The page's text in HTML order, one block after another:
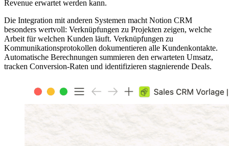
Revenue erwartet werden kann.
Die Integration mit anderen Systemen macht Notion CRM
besonders wertvoll: Verknüpfungen zu Projekten zeigen, welche
Arbeit für welchen Kunden läuft. Verknüpfungen zu
Kommunikationsprotokollen dokumentieren alle Kundenkontakte.
Automatische Berechnungen summieren den erwarteten Umsatz,
tracken Conversion-Raten und identifizieren stagnierende Deals.